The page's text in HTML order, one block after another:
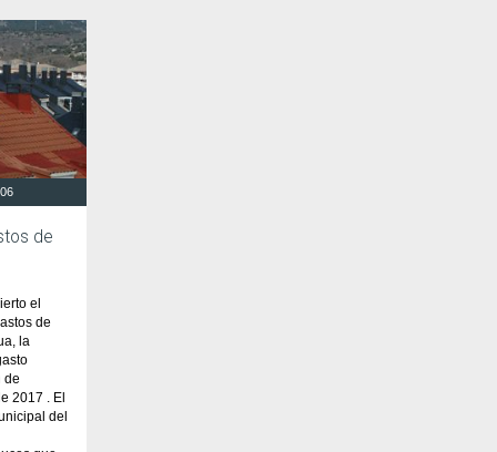
de
el
de
la
de
2017 . El
del